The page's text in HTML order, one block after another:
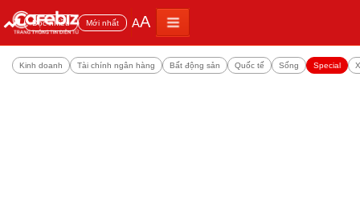
Đọc nhiều Mới nhất AA
Kinh doanh Tài chính ngân hàng Bất động sản Quốc tế Sống Special